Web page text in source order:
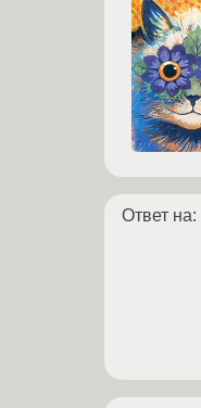
Ответ на: